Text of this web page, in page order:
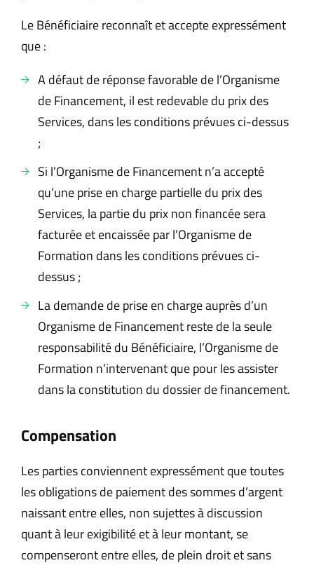
Le Bénéficiaire reconnaît et accepte expressément
que :
A défaut de réponse favorable de l’Organisme
de Financement, il est redevable du prix des
Services, dans les conditions prévues ci-dessus
;
Si l’Organisme de Financement n’a accepté
qu’une prise en charge partielle du prix des
Services, la partie du prix non financée sera
facturée et encaissée par l’Organisme de
Formation dans les conditions prévues ci-
dessus ;
La demande de prise en charge auprès d’un
Organisme de Financement reste de la seule
responsabilité du Bénéficiaire, l’Organisme de
Formation n’intervenant que pour les assister
dans la constitution du dossier de financement.
Compensation
Les parties conviennent expressément que toutes
les obligations de paiement des sommes d’argent
naissant entre elles, non sujettes à discussion
quant à leur exigibilité et à leur montant, se
compenseront entre elles, de plein droit et sans